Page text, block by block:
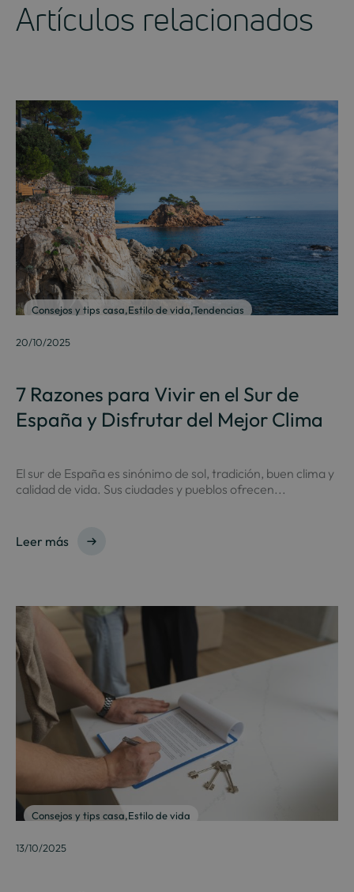
Artículos relacionados
Consejos y tips casa,Estilo de vida,Tendencias
20/10/2025
7 Razones para Vivir en el Sur de
España y Disfrutar del Mejor Clima
El sur de España es sinónimo de sol, tradición, buen clima y
calidad de vida. Sus ciudades y pueblos ofrecen...
Leer más
Consejos y tips casa,Estilo de vida
13/10/2025